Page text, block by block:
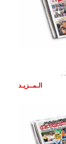
الـمــزيـد